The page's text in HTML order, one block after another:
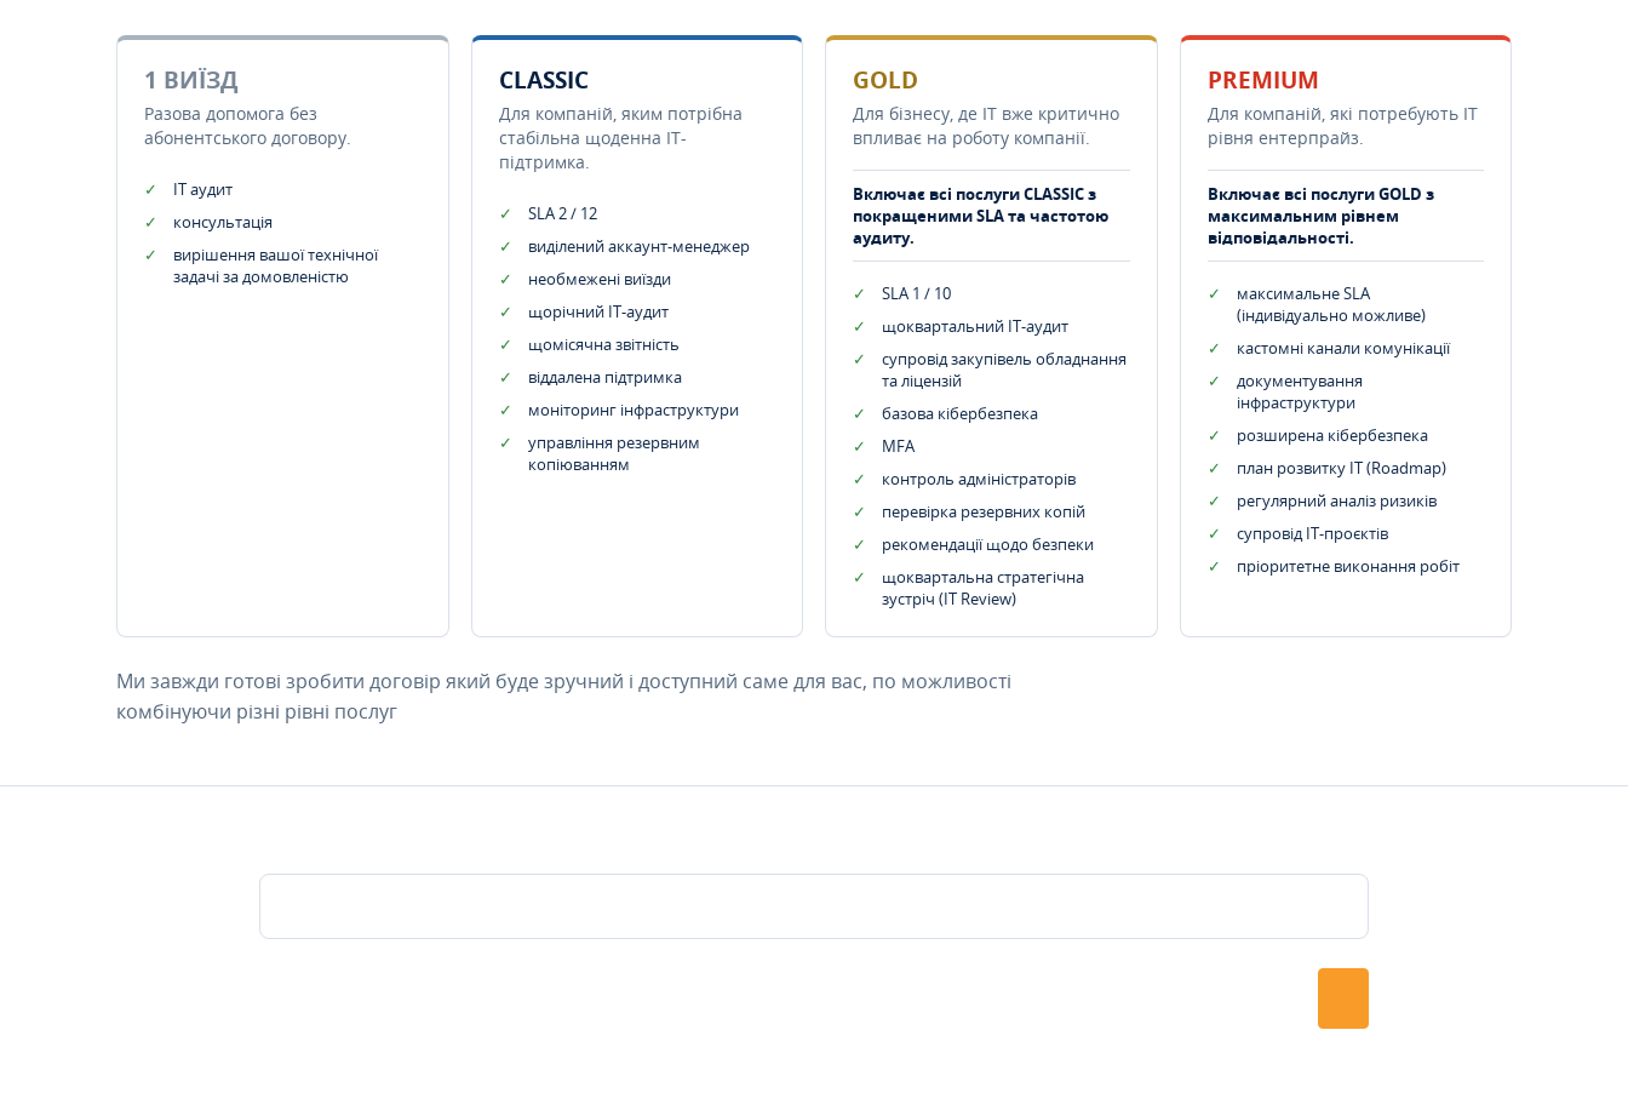
1 ВИЇЗД
Разова допомога без
абонентського договору.
IT аудит
консультація
вирішення вашої технічної
задачі за домовленістю
CLASSIC
Для компаній, яким потрібна
стабільна щоденна IT-
підтримка.
SLA 2 / 12
виділений аккаунт-менеджер
необмежені виїзди
щорічний IT-аудит
щомісячна звітність
віддалена підтримка
моніторинг інфраструктури
управління резервним
копіюванням
GOLD
Для бізнесу, де IT вже критично
впливає на роботу компанії.
Включає всі послуги CLASSIC з
покращеними SLA та частотою
аудиту.
SLA 1 / 10
щоквартальний IT-аудит
супровід закупівель обладнання
та ліцензій
базова кібербезпека
MFA
контроль адміністраторів
перевірка резервних копій
рекомендації щодо безпеки
щоквартальна стратегічна
зустріч (IT Review)
PREMIUM
Для компаній, які потребують ІТ
рівня ентерпрайз.
Включає всі послуги GOLD з
максимальним рівнем
відповідальності.
максимальне SLA
(індивідуально можливе)
кастомні канали комунікації
документування
інфраструктури
розширена кібербезпека
план розвитку IT (Roadmap)
регулярний аналіз ризиків
супровід ІТ-проєктів
пріоритетне виконання робіт
Ми завжди готові зробити договір який буде зручний і доступний саме для вас, по можливості
комбінуючи різні рівні послуг